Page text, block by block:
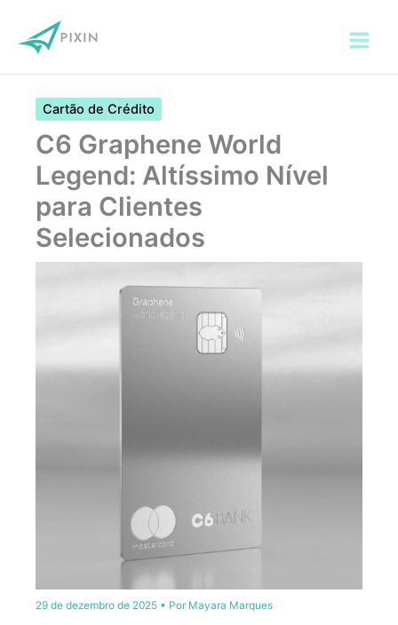
para
Cartão de Crédito
C6 Graphene World
Legend: Altíssimo Nível
para Clientes
Selecionados
29 de dezembro de 2025 • Por Mayara Marques